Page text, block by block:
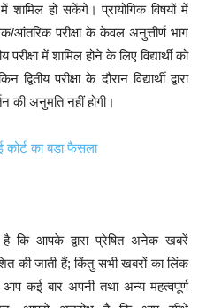
शामिल हो सकेंगे। प्रायोगिक विषयों में
आंतरिक परीक्षा के केवल अनुत्तीर्ण भाग
में शामिल होने के लिए विद्यार्थी को
परीक्षा के दौरान विद्यार्थी द्वारा
की अनुमति नहीं होगी।
कोर्ट का बड़ा फैसला
कि आपके द्वारा प्रेषित अनेक खबरें
की जाती हैं; किंतु सभी खबरों का लिंक
कई बार अपनी तथा अन्य महत्वपूर्ण